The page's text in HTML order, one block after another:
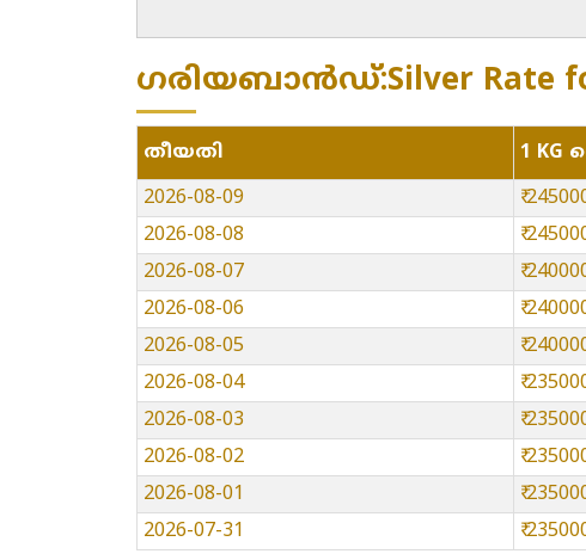
ഗരിയബാൻഡ്:Silver Rate
തീയതി
1 KG
2026-08-09
₹
2026-08-08 ₹
2026-08-07 ₹
2026-08-06 ₹
2026-08-05 ₹
2026-08-04 ₹
2026-08-03 ₹
2026-08-02 ₹
2026-08-01 ₹
2026-07-31 ₹